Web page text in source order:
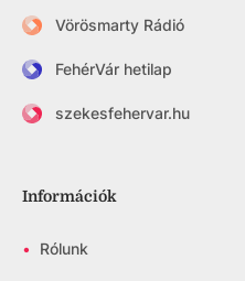
Vörösmarty Rádió
FehérVár hetilap
szekesfehervar.hu
Információk
• Rólunk